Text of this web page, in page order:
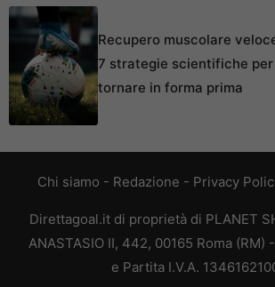
Recupero muscolare
7 strategie scientifiche per
tornare in forma prima
Chi siamo - Redazione - Privacy
Direttagoal.it di proprietà di PLANET
ANASTASIO II, 442, 00165 Roma (RM)
e Partita I.V.A.